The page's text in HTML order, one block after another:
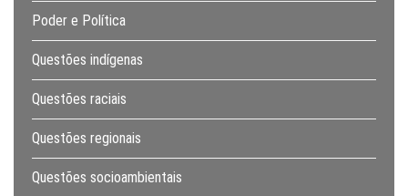
Poder e Política
Questões indígenas
Questões raciais
Questões regionais
Questões socioambientais